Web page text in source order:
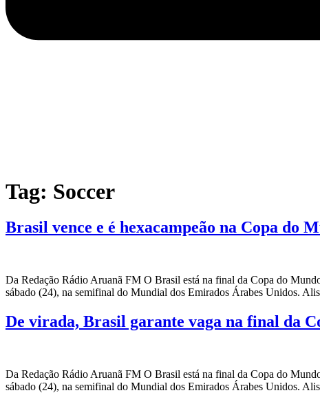
Tag: Soccer
Brasil vence e é hexacampeão na Copa do
Da Redação Rádio Aruanã FM O Brasil está na final da Copa do
sábado (24), na semifinal do Mundial dos Emirados Árabes Unidos.
De virada, Brasil garante vaga na final da
Da Redação Rádio Aruanã FM O Brasil está na final da Copa do
sábado (24), na semifinal do Mundial dos Emirados Árabes Unidos.